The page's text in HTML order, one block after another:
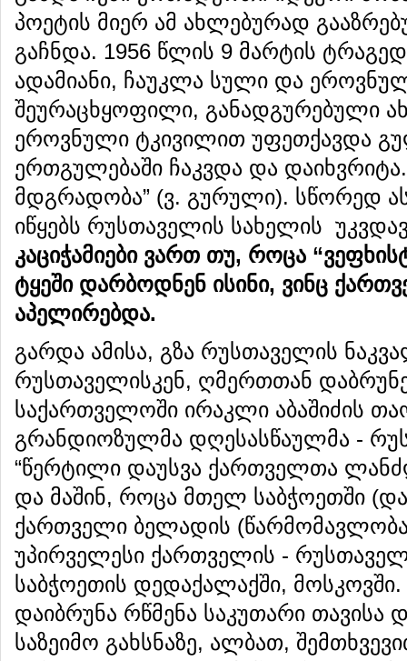
პოეტის მიერ ამ ახლებურად
გაჩნდა. 1956 წლის 9 მარტის
ადამიანი, ჩაუკლა სული და
შეურაცხყოფილი, განადგურებული
ეროვნული ტკივილით უფეთქავდა
ერთგულებაში ჩაკვდა და დაიხვრიტა.
მდგრადობა” (ვ. გურული). სწორედ
იწყებს რუსთაველის სახელის
კაციჭამიები ვართ თუ, როცა “
ტყეში დარბოდნენ ისინი, ვინც
აპელირებდა.
გარდა ამისა, გზა რუსთაველის
რუსთაველისკენ, ღმერთთან
საქართველოში ირაკლი აბაშიძის
გრანდიოზულმა დღესასწაულმა -
“წერტილი დაუსვა ქართველთა
და მაშინ, როცა მთელ საბჭოეთში
ქართველი ბელადის
უპირველესი ქართველის -
საბჭოეთის დედაქალაქში,
დაიბრუნა რწმენა საკუთარი
საზეიმო გახსნაზე, ალბათ,